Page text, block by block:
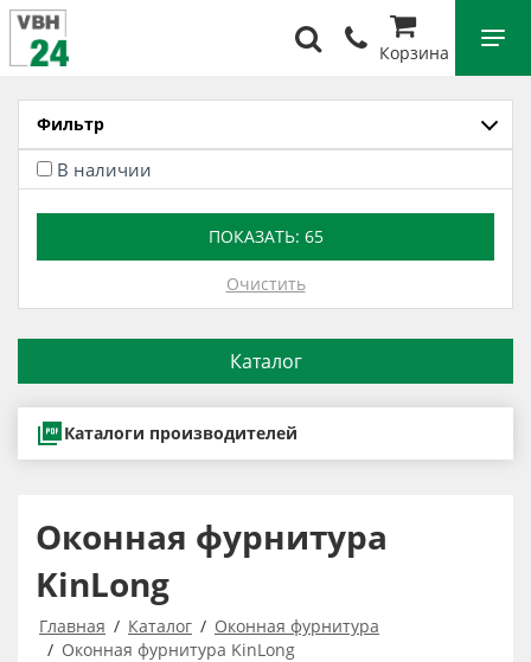
Корзина
Фильтр
В наличии
ПОКАЗАТЬ: 65
Очистить
Каталог
Каталоги производителей
Оконная фурнитура
KinLong
Главная Каталог
Оконная фурнитура
Оконная фурнитура KinLong